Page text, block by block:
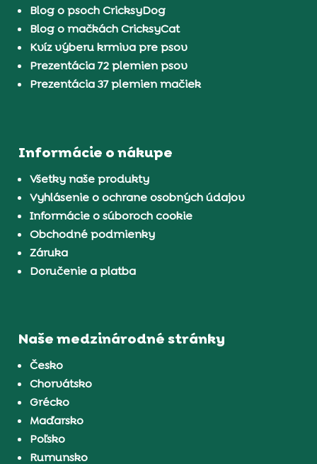
Blog o psoch CricksyDog
Blog o mačkách CricksyCat
Kvíz výberu krmiva pre psov
Prezentácia 72 plemien psov
Prezentácia 37 plemien mačiek
Informácie o nákupe
Všetky naše produkty
Vyhlásenie o ochrane osobných údajov
Informácie o súboroch cookie
Obchodné podmienky
Záruka
Doručenie a platba
Naše medzinárodné stránky
Česko
Chorvátsko
Grécko
Maďarsko
Poľsko
Rumunsko